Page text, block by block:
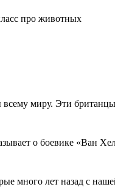
миру. Эти
о боевике «Ван
много лет назад с